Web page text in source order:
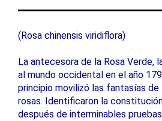
(Rosa chinensis viridiflora)
La antecesora de la Rosa Verde,
al mundo occidental en el año
principio movilizó las fantasías
rosas. Identificaron la
después de interminables